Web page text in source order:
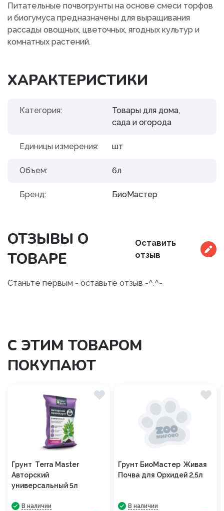
Питательные почвогрунты на основе смеси торфов
и биогумуса предназначены для выращивания
рассады овощных, цветочных, ягодных культур и
комнатных растений.
ХАРАКТЕРИСТИКИ
Категория:
Товары для дома,
сада и огорода
Единицы измерения: шт
Объем: 6л
Бренд: БиоМастер
ОТЗЫВЫ О
ТОВАРЕ
Оставить
отзыв
Станьте первым - оставьте отзыв -^.^-
С ЭТИМ ТОВАРОМ
ПОКУПАЮТ
Грунт Terra Master
Авторский
универсальный 5л
В наличии
Грунт БиоМастер Живая
Почва для Орхидей 2,5л
В наличии